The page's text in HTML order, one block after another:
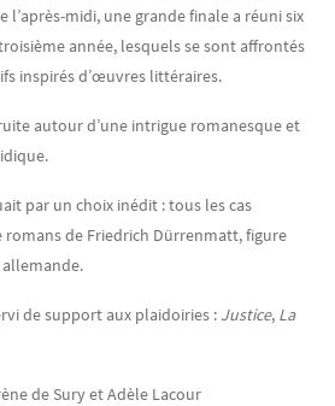
l’après-midi, une grande finale a réuni six
année, lesquels se sont affrontés
inspirés d’œuvres littéraires.
autour d’une intrigue romanesque et
par un choix inédit : tous les cas
de Friedrich Dürrenmatt, figure
de support aux plaidoiries : Justice, La
de Sury et Adèle Lacour